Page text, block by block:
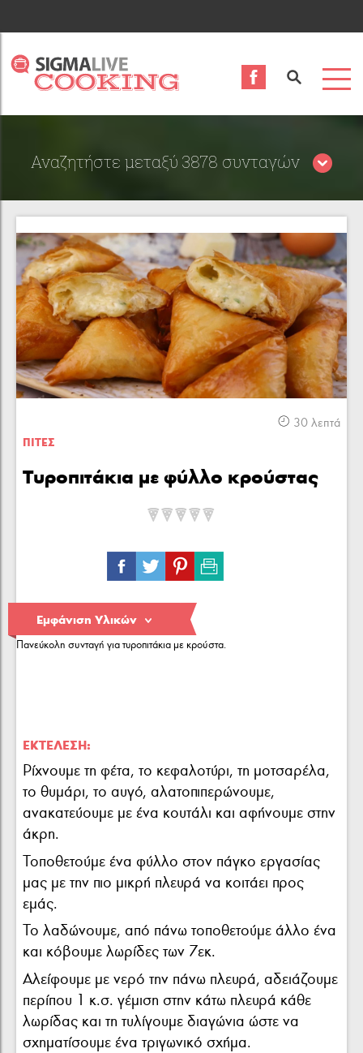
Αναζητήστε μεταξύ 3878 συνταγών
Περιορίστε τα αποτελέσματα αναζήτησης επιλέγοντας
κατηγορίες:
30 λεπτά
ΠΙΤΕΣ
Τυροπιτάκια με φύλλο κρούστας
Εμφάνιση Υλικών
ΕΙΣΑΓΩΓΉ:
Πανεύκολη συνταγή για τυροπιτάκια με κρούστα.
ΕΚΤΈΛΕΣΗ:
Ρίχνουμε τη φέτα, το κεφαλοτύρι, τη μοτσαρέλα,
το θυμάρι, το αυγό, αλατοπιπερώνουμε,
ανακατεύουμε με ένα κουτάλι και αφήνουμε στην
άκρη.
Τοποθετούμε ένα φύλλο στον πάγκο εργασίας
μας με την πιο μικρή πλευρά να κοιτάει προς
εμάς.
Το λαδώνουμε, από πάνω τοποθετούμε άλλο ένα
και κόβουμε λωρίδες των 7εκ.
Αλείφουμε με νερό την πάνω πλευρά, αδειάζουμε
περίπου 1 κ.σ. γέμιση στην κάτω πλευρά κάθε
λωρίδας και τη τυλίγουμε διαγώνια ώστε να
σχηματίσουμε ένα τριγωνικό σχήμα.